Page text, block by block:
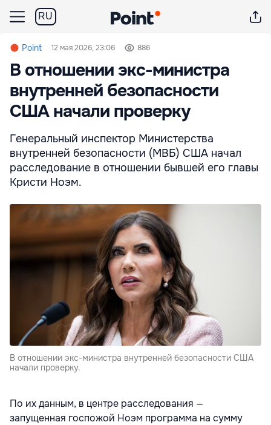
RU
Point 12 мая 2026, 23:06 886
В отношении экс-министра
внутренней безопасности
США начали проверку
Генеральный инспектор Министерства
внутренней безопасности (МВБ) США начал
расследование в отношении бывшей его главы
Кристи Ноэм.
В отношении экс-министра внутренней безопасности США
начали проверку.
По их данным, в центре расследования —
запущенная госпожой Ноэм программа на сумму